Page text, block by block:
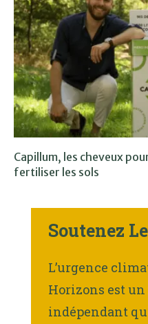
Capillum, les cheveux
fertiliser les sols
Soutenez
L’urgence
Horizons est
indépendant